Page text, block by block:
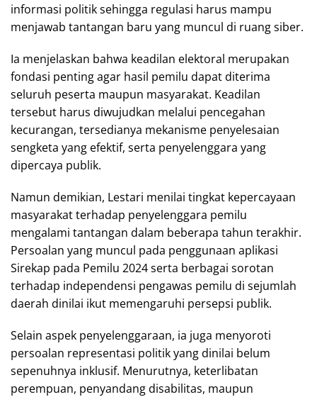
informasi politik sehingga regulasi harus mampu
menjawab tantangan baru yang muncul di ruang siber.
Ia menjelaskan bahwa keadilan elektoral merupakan
fondasi penting agar hasil pemilu dapat diterima
seluruh peserta maupun masyarakat. Keadilan
tersebut harus diwujudkan melalui pencegahan
kecurangan, tersedianya mekanisme penyelesaian
sengketa yang efektif, serta penyelenggara yang
dipercaya publik.
Namun demikian, Lestari menilai tingkat kepercayaan
masyarakat terhadap penyelenggara pemilu
mengalami tantangan dalam beberapa tahun terakhir.
Persoalan yang muncul pada penggunaan aplikasi
Sirekap pada Pemilu 2024 serta berbagai sorotan
terhadap independensi pengawas pemilu di sejumlah
daerah dinilai ikut memengaruhi persepsi publik.
Selain aspek penyelenggaraan, ia juga menyoroti
persoalan representasi politik yang dinilai belum
sepenuhnya inklusif. Menurutnya, keterlibatan
perempuan, penyandang disabilitas, maupun